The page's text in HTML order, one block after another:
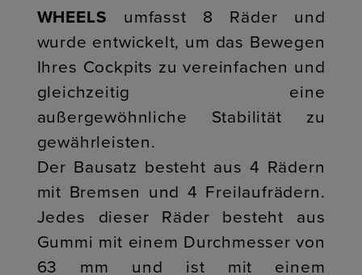
WHEELS umfasst 8 Räder und
wurde entwickelt, um das Bewegen
Ihres Cockpits zu vereinfachen und
gleichzeitig eine
außergewöhnliche Stabilität zu
gewährleisten.
Der Bausatz besteht aus 4 Rädern
mit Bremsen und 4 Freilaufrädern.
Jedes dieser Räder besteht aus
Gummi mit einem Durchmesser von
63 mm und ist mit einem